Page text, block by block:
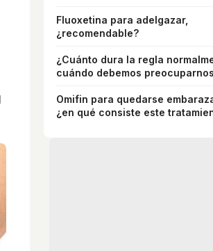
Fluoxetina para adelgazar,
¿recomendable?
¿Cuánto dura la regla
cuándo debemos
Omifin para quedarse
¿en qué consiste este